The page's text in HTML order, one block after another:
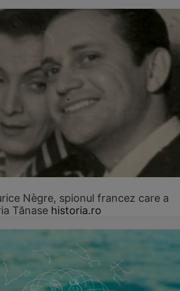
Nègre, spionul francez care a
Tănase historia.ro